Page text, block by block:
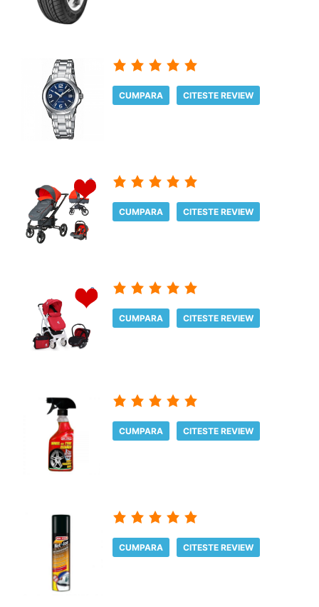
CUMPARA CITESTE REVIEW
CUMPARA CITESTE REVIEW
CUMPARA CITESTE REVIEW
CUMPARA CITESTE REVIEW
CUMPARA CITESTE REVIEW